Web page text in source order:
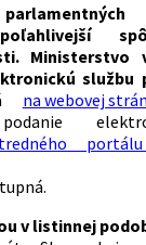
Ministerstvo
službu
na webovej
v listinnej